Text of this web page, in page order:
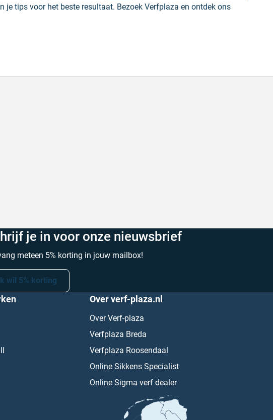
je tips voor het beste resultaat. Bezoek Verfplaza en ontdek ons
je in voor onze nieuwsbrief
meteen 5% korting in jouw mailbox!
wil 5% korting
Over verf-plaza.nl
Over Verf-plaza
Verfplaza Breda
Verfplaza Roosendaal
Online Sikkens Specialist
Online Sigma verf dealer